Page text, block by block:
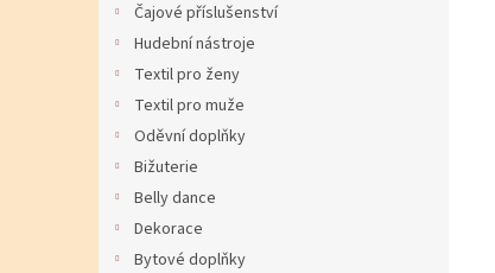
Čajové příslušenství
Hudební nástroje
Textil pro ženy
Textil pro muže
Oděvní doplňky
Bižuterie
Belly dance
Dekorace
Bytové doplňky